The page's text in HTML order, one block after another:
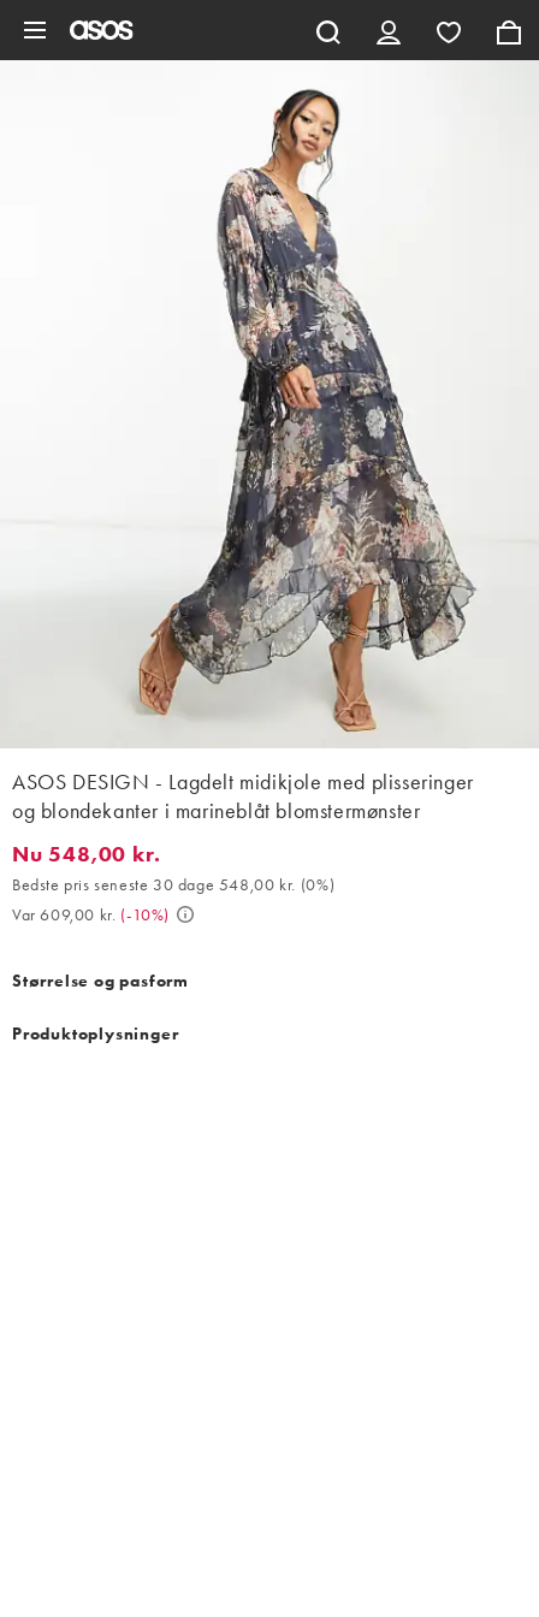
ASOS DESIGN - Lagdelt midikjole med plisseringer
og blondekanter i marineblåt blomstermønster
Nu 548,00 kr.. Bedste pris seneste 30 dage 548,00 kr. (0%).
Nu 548,00 kr.
Bedste pris seneste 30 dage 548,00 kr. (0%)
Var 609,00 kr. (-10%)
Størrelse og pasform
Produktoplysninger